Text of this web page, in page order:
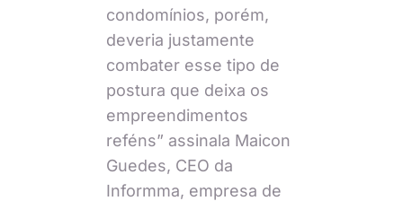
condomínios, porém,
deveria justamente
combater esse tipo de
postura que deixa os
empreendimentos
reféns” assinala Maicon
Guedes, CEO da
Informma, empresa de